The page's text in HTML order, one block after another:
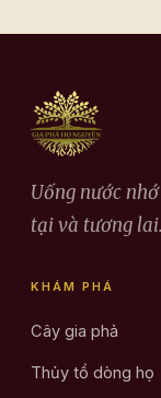
Uống nước
tại và tương lai.
KHÁM PHÁ
Cây gia phả
Thủy tổ dòng họ